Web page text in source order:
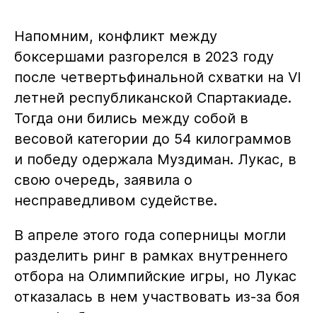
Напомним, конфликт между
боксершами разгорелся в 2023 году
после четвертьфинальной схватки на VI
летней республиканской Спартакиаде.
Тогда они бились между собой в
весовой категории до 54 килограммов
и победу одержала Муздиман. Лукас, в
свою очередь, заявила о
несправедливом судействе.
В апреле этого года соперницы могли
разделить ринг в рамках внутреннего
отбора на Олимпийские игры, но Лукас
отказалась в нем участвовать из-за боя